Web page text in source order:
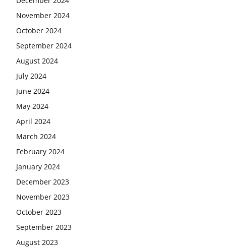
November 2024
October 2024
September 2024
August 2024
July 2024
June 2024
May 2024
April 2024
March 2024
February 2024
January 2024
December 2023
November 2023
October 2023
September 2023
August 2023